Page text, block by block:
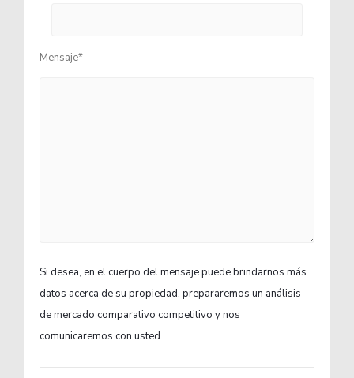
Mensaje*
Si desea, en el cuerpo del mensaje puede brindarnos más
datos acerca de su propiedad, prepararemos un análisis
de mercado comparativo competitivo y nos
comunicaremos con usted.